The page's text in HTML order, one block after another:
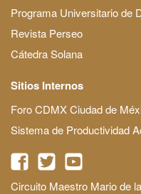
Programa Universitario de
Revista Perseo
Cátedra Solana
Sitios Internos
Foro CDMX Ciudad de
Sistema de Productividad
Circuito Maestro Mario de